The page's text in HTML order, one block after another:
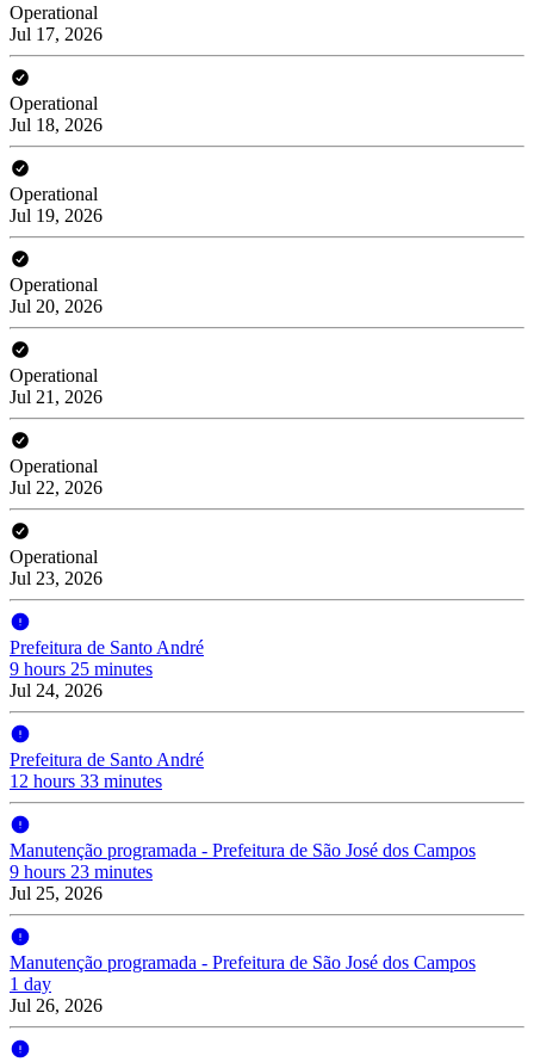
Operational
Jul 17, 2026
Operational
Jul 18, 2026
Operational
Jul 19, 2026
Operational
Jul 20, 2026
Operational
Jul 21, 2026
Operational
Jul 22, 2026
Operational
Jul 23, 2026
Prefeitura de Santo André
9 hours 25 minutes
Jul 24, 2026
Prefeitura de Santo André
12 hours 33 minutes
Manutenção programada - Prefeitura de São José dos Campos
9 hours 23 minutes
Jul 25, 2026
Manutenção programada - Prefeitura de São José dos Campos
1 day
Jul 26, 2026